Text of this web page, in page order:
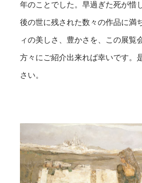
年のことでした。早過ぎた死が惜
後の世に残された数々の作品に満
ィの美しさ、豊かさを、この展覧
方々にご紹介出来れば幸いです。
さい。